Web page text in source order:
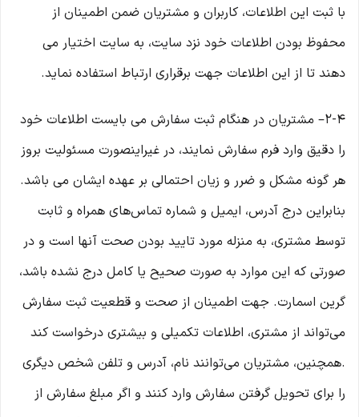
با ثبت این اطلاعات، کاربران و مشتریان ضمن اطمینان از
محفوظ بودن اطلاعات خود نزد سایت، به سایت اختیار می
دهند تا از این اطلاعات جهت برقراری ارتباط استفاده نماید.
2-۴– مشتریان در هنگام ثبت سفارش می بایست اطلاعات خود
را دقیق وارد فرم سفارش نمایند، در غیراینصورت مسئولیت بروز
هر گونه مشکل و ضرر و زیان احتمالی بر عهده ایشان می باشد.
بنابراین درج آدرس، ایمیل و شماره تماس‌های همراه و ثابت
توسط مشتری، به منزله مورد تایید بودن صحت آنها است و در
صورتی که این موارد به صورت صحیح یا کامل درج نشده باشد،
گرین اسمارت. جهت اطمینان از صحت و قطعیت ثبت سفارش
می‌تواند از مشتری، اطلاعات تکمیلی و بیشتری درخواست کند
.همچنین، مشتریان می‌توانند نام، آدرس و تلفن شخص دیگری
را برای تحویل گرفتن سفارش وارد کنند و اگر مبلغ سفارش از